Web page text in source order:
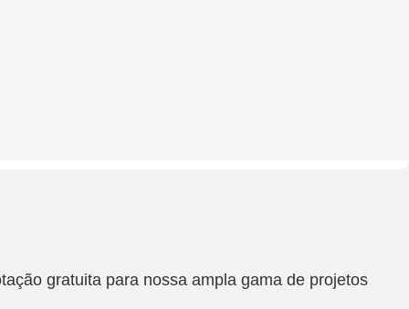
gratuita para nossa ampla gama de projetos